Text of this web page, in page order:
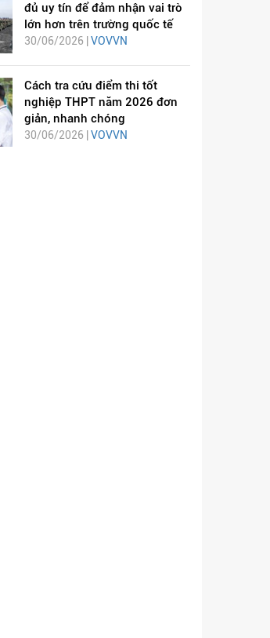
đủ uy tín để đảm nhận vai trò
lớn hơn trên trường quốc tế
30/06/2026 | VOVVN
Cách tra cứu điểm thi tốt
nghiệp THPT năm 2026 đơn
giản, nhanh chóng
30/06/2026 | VOVVN